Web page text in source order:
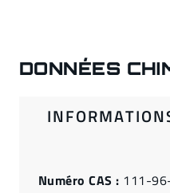
DONNÉES
Numéro CAS : 111-